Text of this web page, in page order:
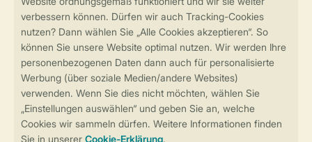
Sicher und schnell zur Online-Buchung
Sichere Datenübertragung
Sicheres Bezahlen